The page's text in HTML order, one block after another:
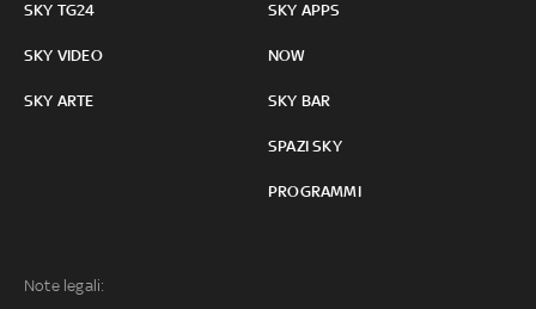
SKY TG24
SKY VIDEO
SKY ARTE
SKY APPS
NOW
SKY BAR
SPAZI SKY
PROGRAMMI
Note legali: